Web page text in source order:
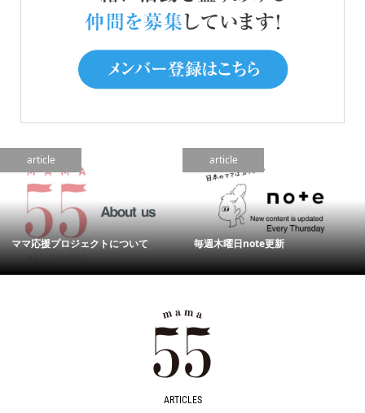
article
ママ応援プロジェクトについて
article
毎週木曜日note更新
ARTICLES